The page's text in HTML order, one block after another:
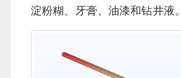
淀粉糊、牙膏、油漆和钻井液。